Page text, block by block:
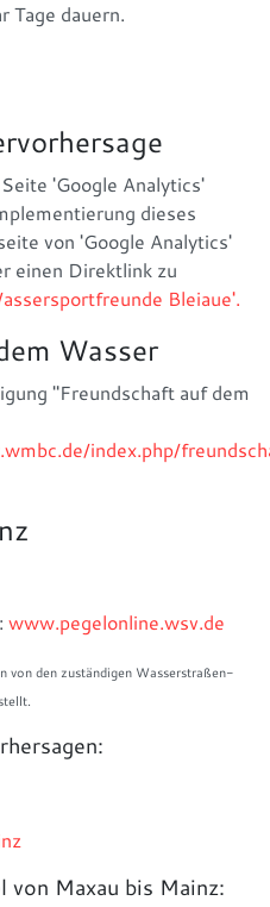
Tage dauern.
'Google Analytics'
dieses
von 'Google Analytics'
einen Direktlink zu
Bleiaue'.
Wasser
"Freundschaft auf dem
index.php/
www.pegelonline.wsv.de
von den zuständigen Wasserstraßen-
von Maxau bis Mainz: